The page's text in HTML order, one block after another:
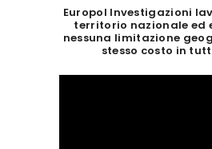
Europol Investigazioni
territorio nazionale ed
nessuna limitazione
stesso costo in